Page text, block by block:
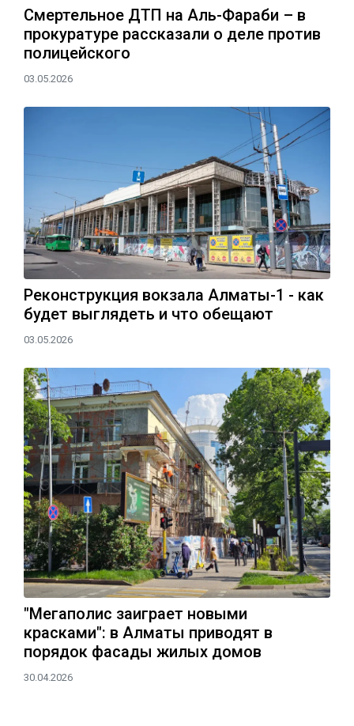
Смертельное ДТП на Аль-Фараби – в
прокуратуре рассказали о деле против
полицейского
03.05.2026
Реконструкция вокзала Алматы-1 - как
будет выглядеть и что обещают
03.05.2026
"Мегаполис заиграет новыми
красками": в Алматы приводят в
порядок фасады жилых домов
30.04.2026